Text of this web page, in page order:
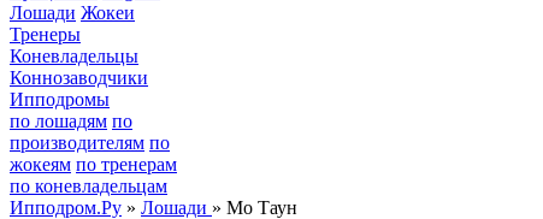
Лошади Жокеи
Тренеры
Коневладельцы
Коннозаводчики
Ипподромы
по лошадям по
производителям по
жокеям по тренерам
по коневладельцам
Ипподром.Ру » Лошади » Мо Таун